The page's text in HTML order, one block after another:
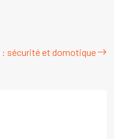
: sécurité et domotique